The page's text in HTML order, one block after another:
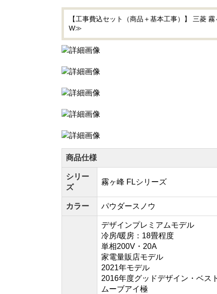
【工事費込セット（商品＋基本工事）】 三
W≫
商品仕様
シリー
ズ
霧ヶ峰 FLシリーズ
カラー パウダースノウ
デザインプレミアムモデル
冷房/暖房：18畳程度
単相200V・20A
家電量販店モデル
2021年モデル
2016年度グッドデザイン・ベス
ムーブアイ極